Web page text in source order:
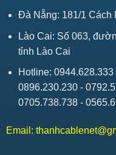
Đà Nẵng: 181/1 Cách
Lào Cai: Số 063,
tỉnh Lào Cai
Hotline:
0896.230.230 -
0705.738.738 -
Email: